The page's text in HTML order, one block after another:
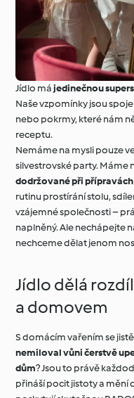
Jídlo májedinečnou
Naše vzpomínky jsou
nebo pokrmy, které nám
receptu.
Nemáme na mysli pouze
silvestrovské party. Máme
dodržované při
rutinu prostírání stolu,
vzájemné společnosti –
naplněný. Ale nechápejte
nechceme dělat jenom
Jídlo dělá
a domovem
S domácím vařením se
nemiloval vůni čerstvě
dům? Jsou to právě
přináší pocit jistoty a mění